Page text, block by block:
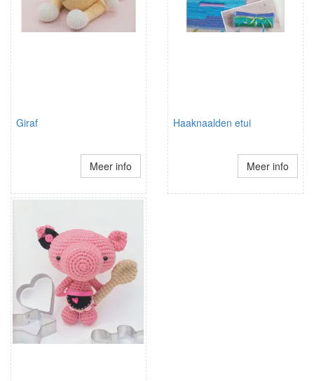
Giraf
Meer info
Haaknaalden etui
Meer info